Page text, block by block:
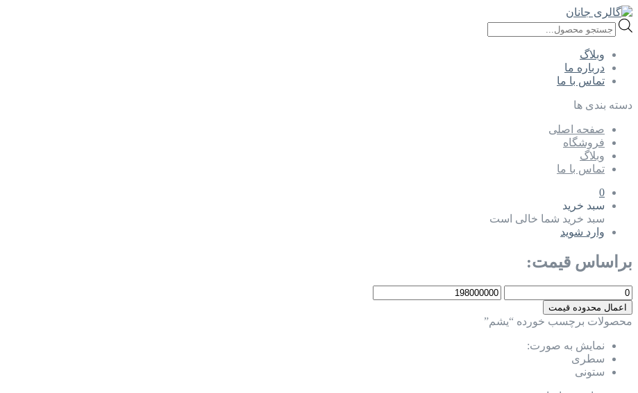
Products
search
وبلاگ
درباره ما
تماس با ما
دسته بندی ها
صفحه اصلی
فروشگاه
وبلاگ
تماس با ما
0
سبد خرید
سبد خرید شما خالی است
وارد شوید
براساس قیمت:
اعمال محدوده قیمت
محصولات برچسب خورده “یشم”
نمایش به صورت:
سطری
ستونی